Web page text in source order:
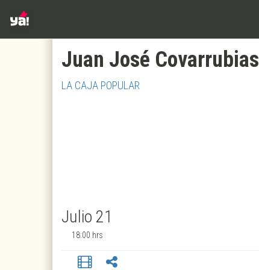
Juan José Covarrubias
LA CAJA POPULAR
Julio 21
18:00 hrs